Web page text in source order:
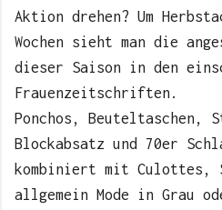
Aktion drehen? Um
Wochen sieht man die
dieser Saison in den
Frauenzeitschriften.
Ponchos, Beuteltaschen,
Blockabsatz und 70er
kombiniert mit Culottes,
allgemein Mode in Grau